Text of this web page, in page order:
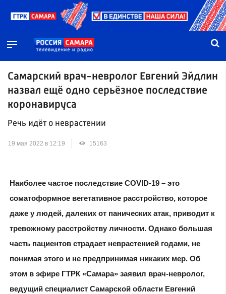
Самарский врач-невролог Евгений Эйдлин
назвал ещё одно серьёзное последствие
коронавируса
Речь идёт о неврастении
19 мая 2022 в 12:19 15163
Наиболее частое последствие COVID-19 – это
соматоформное вегетативное расстройство, которое
даже у людей, далеких от панических атак, приводит к
тревожному расстройству личности. Однако большая
часть пациентов страдает неврастенией годами, не
понимая этого и не предпринимая никаких мер. Об
этом в эфире ГТРК «Самара» заявил врач-невролог,
ведущий специалист Самарской области Евгений